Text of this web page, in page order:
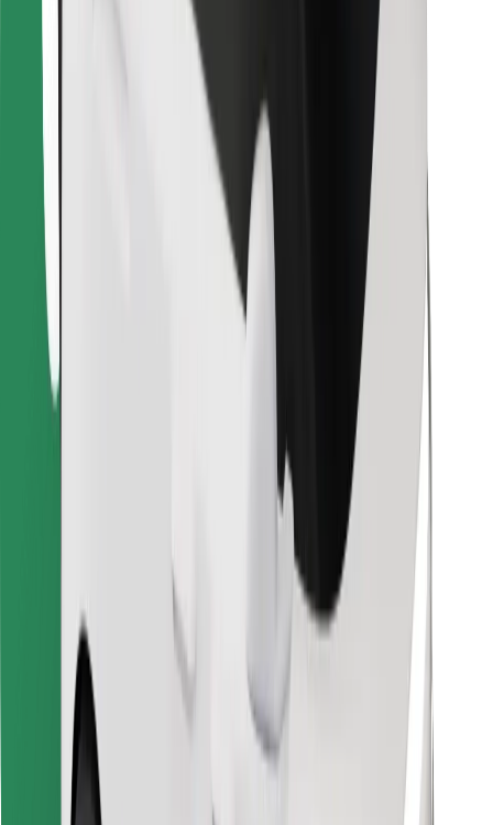
Obtenez un trajet en quelques minutes !
Télécharger l'appli Bolt
Retrouvez tous vos plats favoris !
Télécharger l'appli Bolt Food